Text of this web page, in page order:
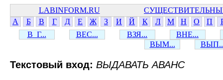
LABINFORM.RU
А
Б В Г Д Е Ж З И Й К Л М Н О П
В_Г...
ВЕС... ВЗЯ...
ВНЕ...
ВЫМ...
Текстовый вход: ВЫДАВАТЬ АВАНС